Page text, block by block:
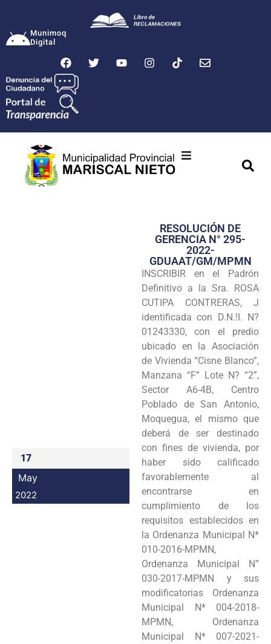
Munimoq
Digital
Transparencia
Seguridad
Programas
Intranet
17
May
2022
RESOLUCIÓN DE
GERENCIA N° 295-
2022-
GDUAAT/GM/MPMN
INSCRIBIR en el Padrón
Definitivo a la Sra. ROSA
CUTIPA CONTRERAS, J
identificada con D.N.!I. N?
01243330, con el predio
ubicado en la Asociación
de Vivienda “Cisne Blanco”,
Manzana “F” Lote N? “2”,
Sector A6-4B, Centro
Poblado de San Antonio,
Moquegua, el mismo que
deberá de ser destinado
con fines de vivienda, por
haber sido calificado
favorablemente al
encontrarse en
cumplimiento de los
requisitos establecidos en
la Ordenanza Municipal N*
010-2016-MPMN,
Ordenanza Municipal N”
030-2017-MPMN y sus
modificatorias Ordenanza
Municipal N* 004-2018-
MPMN, Ordenanza
Municipal N* 007-2021-